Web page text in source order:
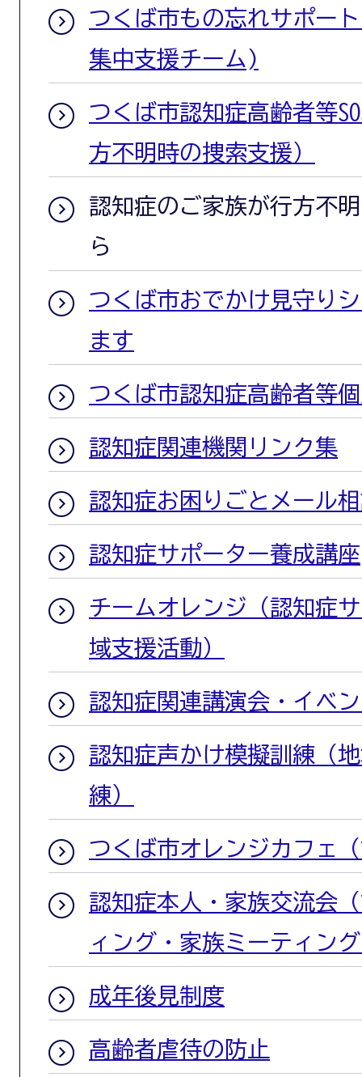
つくば市もの忘れサポー
集中支援チーム)
つくば市認知症高齢者等
方不明時の捜索支援）
認知症のご家族が行方不
ら
つくば市おでかけ見守り
ます
つくば市認知症高齢者等
認知症関連機関リンク集
認知症お困りごとメール
認知症サポーター養成講座
チームオレンジ（認知症
域支援活動）
認知症関連講演会・イベ
認知症声かけ模擬訓練（
練）
つくば市オレンジカフェ
認知症本人・家族交流会
ィング・家族ミーティン
成年後見制度
高齢者虐待の防止